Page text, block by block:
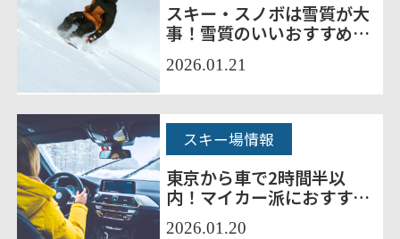
スキー・スノボは雪質が大
事！雪質のいいおすすめの
スキー場10選をご紹介！
2026.01.21
東京から車で2時間半以
内！マイカー派におすすめ
のスキー場6選
スキー場情報
2026.01.20